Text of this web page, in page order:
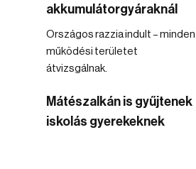
akkumulátorgyáraknál
Országos razzia indult – minden
működési területet
átvizsgálnak.
Mátészalkán is gyűjtenek
iskolás gyerekeknek